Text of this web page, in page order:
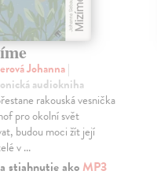
Johanna|
audiokniha
rakouská vesnička
pro okolní svět
budou moci žít její
v ...
stiahnutie ako MP3